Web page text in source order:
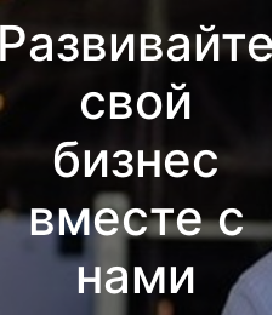
свой
бизнес
вместе с
нами